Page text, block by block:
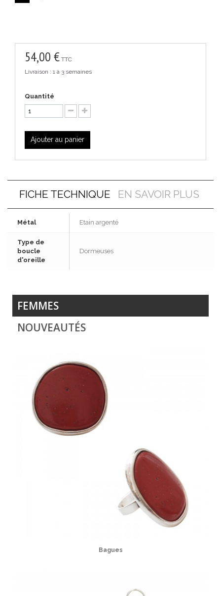
54,00 € TTC
Livraison : 1 à 3 semaines
Quantité
Ajouter au panier
FICHE TECHNIQUE EN SAVOIR PLUS
Métal Etain argenté
Type de
boucle
d'oreille
Dormeuses
FEMMES
NOUVEAUTÉS
Bagues